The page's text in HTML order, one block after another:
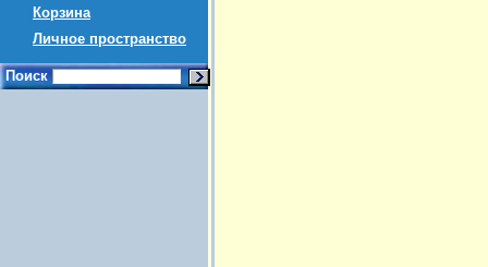
Корзина
Личное пространство
Поиск